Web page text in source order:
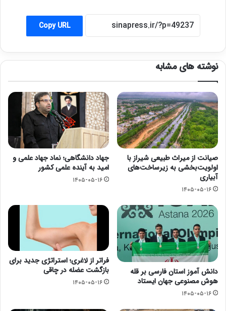
Copy URL
نوشته های مشابه
صیانت از میراث طبیعی شیراز با
اولویت‌بخشی به زیرساخت‌های
آبیاری
۱۴۰۵-۰۵-۱۶
جهاد دانشگاهی؛ نماد جهاد علمی و
امید به آینده علمی کشور
۱۴۰۵-۰۵-۱۶
دانش آموز استان فارسی بر قله
هوش مصنوعی جهان ایستاد
۱۴۰۵-۰۵-۱۶
فراتر از لاغری؛ استراتژی جدید برای
بازگشت عضله در چاقی
۱۴۰۵-۰۵-۱۶